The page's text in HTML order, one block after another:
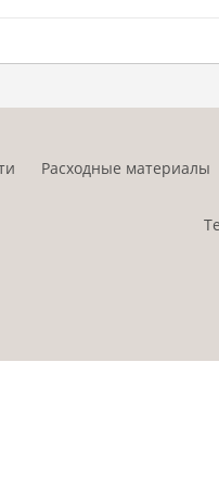
Расходные материалы